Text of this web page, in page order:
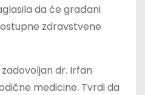
da će građani
zdravstvene
dr. Irfan
medicine. Tvrdi da